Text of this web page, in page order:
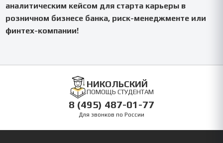
аналитическим кейсом для старта карьеры в
розничном бизнесе банка, риск-менеджменте или
финтех-компании!
НИКОЛЬСКИЙ
ПОМОЩЬ СТУДЕНТАМ
8 (495) 487-01-77
Для звонков по России